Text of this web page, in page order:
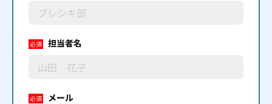
必須 担当者名
必須 メール